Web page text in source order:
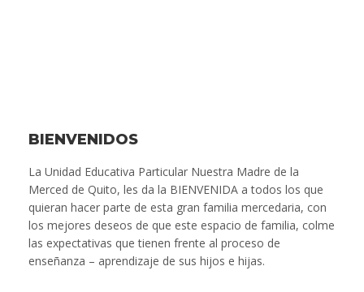
BIENVENIDOS
La Unidad Educativa Particular Nuestra Madre de la
Merced de Quito, les da la BIENVENIDA a todos los que
quieran hacer parte de esta gran familia mercedaria, con
los mejores deseos de que este espacio de familia, colme
las expectativas que tienen frente al proceso de
enseñanza – aprendizaje de sus hijos e hijas.